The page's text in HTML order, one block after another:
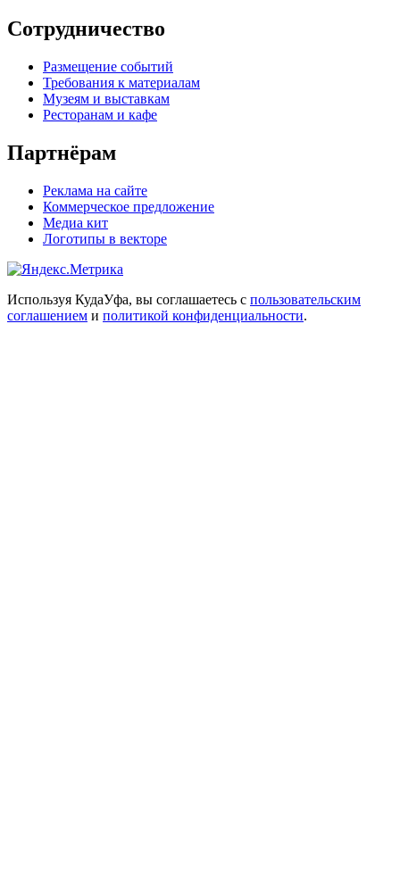
Сотрудничество
Размещение событий
Требования к материалам
Музеям и выставкам
Ресторанам и кафе
Партнёрам
Реклама на сайте
Коммерческое предложение
Медиа кит
Логотипы в векторе
Используя КудаУфа, вы соглашаетесь с пользовательским
соглашением и политикой конфиденциальности.